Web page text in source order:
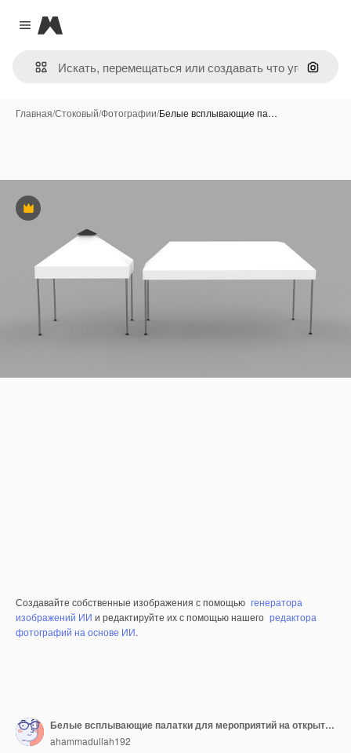
Close menu
Magnific
Поиск
Главная/Стоковый/Фотографии/Белые всплывающие па…
Премиум
Создавайте собственные изображения с помощью генератора
изображений ИИ и редактируйте их с помощью нашего редактора
фотографий на основе ИИ.
Белые всплывающие палатки для мероприятий на открытом воздухе и торговых выставок
ahammadullah192